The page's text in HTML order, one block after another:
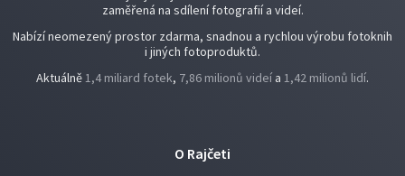
zaměřená na sdílení fotografií a videí.
Nabízí neomezený prostor zdarma, snadnou a rychlou výrobu fotoknih
i jiných fotoproduktů.
Aktuálně1,4 miliard fotek, 7,86 milionů videí a 1,42 milionů lidí.
O Rajčeti